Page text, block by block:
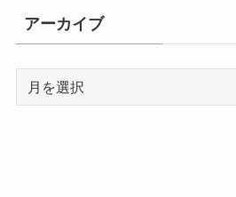
アーカイブ